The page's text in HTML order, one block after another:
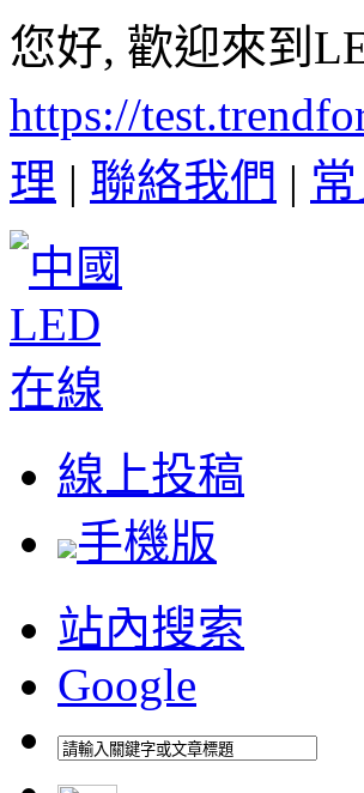
您好, 歡迎來到
https://
理 | 聯絡我們 |
線上投稿
手機版
站內搜索
Google